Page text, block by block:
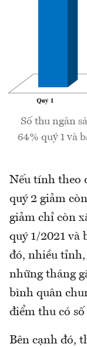
Số thu ngân
64% quý 1 và
Nếu tính theo
quý 2 giảm
giảm chỉ còn
quý 1/2021 và
đó, nhiều
những tháng
bình quân
điểm thu có
Bên cạnh đó,